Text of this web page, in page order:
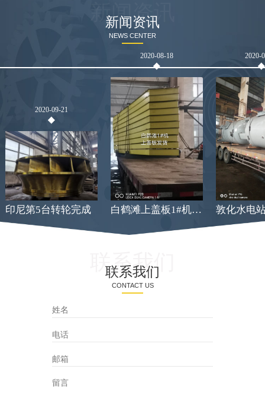
新闻资讯
新闻资讯
NEWS CENTER
2020-09-21
印尼第5台转轮完成
2020-08-18
白鹤滩上盖板1#机发货
2020-
联系我们
联系我们
CONTACT US